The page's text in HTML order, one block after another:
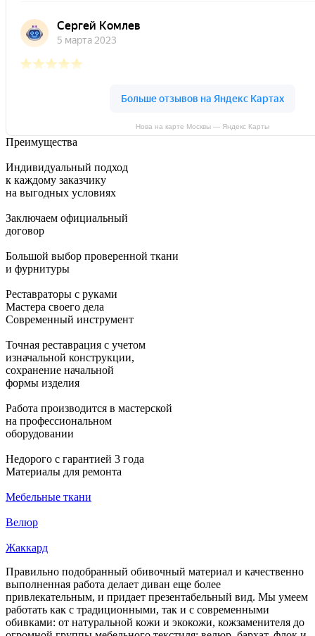
Нова на карте Москвы — Яндекс Карты
Преимущества
Индивидуальный подход
к каждому заказчику
на выгодных условиях
Заключаем официальный
договор
Большой выбор проверенной ткани
и фурнитуры
Реставраторы с руками
Мастера своего дела
Современный инструмент
Точная реставрация с учетом
изначальной конструкции,
сохранение начальной
формы изделия
Работа производится в мастерской
на профессиональном
оборудовании
Недорого с гарантией 3 года
Материалы для ремонта
Мебельные ткани
Велюр
Жаккард
Правильно подобранный обивочный материал и качественно
выполненная работа делает диван еще более
привлекательным, и придает презентабельный вид. Мы умеем
работать как с традиционными, так и с современными
обивками: от натуральной кожи и экокожи, кожзаменителя до